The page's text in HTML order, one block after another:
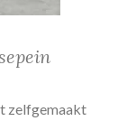
zelfgemaakt